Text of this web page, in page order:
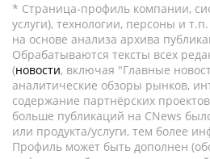
* Страница-профиль компании,
услуги), технологии, персоны и
на основе анализа архива
Обрабатываются тексты всех
(новости, включая "Главные
аналитические обзоры рынков,
содержание партнёрских
больше публикаций на CNews
или продукта/услуги, тем более
Профиль может быть дополнен